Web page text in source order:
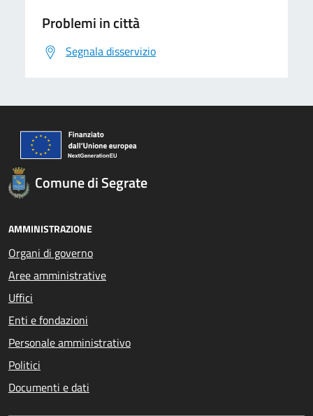
Problemi in città
Segnala disservizio
Comune di Segrate
AMMINISTRAZIONE
Organi di governo
Aree amministrative
Uffici
Enti e fondazioni
Personale amministrativo
Politici
Documenti e dati